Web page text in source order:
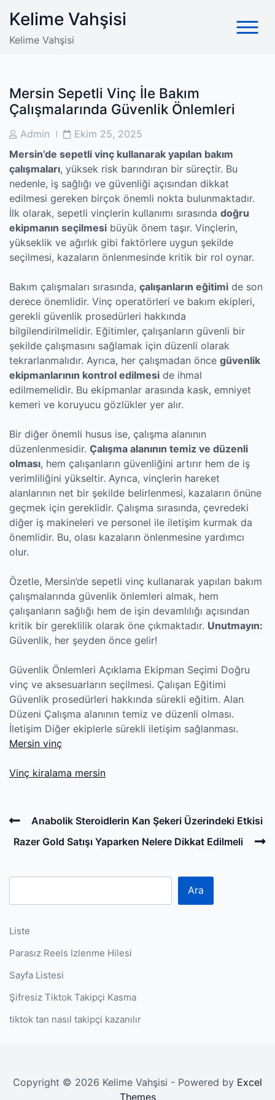
content
Kelime Vahşisi
Kelime Vahşisi
Mersin Sepetli Vinç İle Bakım
Çalışmalarında Güvenlik Önlemleri
PostAdmin
PostEkim 25, 2025
Mersin’de sepetli vinç kullanarak yapılan bakım
çalışmaları, yüksek risk barındıran bir süreçtir. Bu
nedenle, iş sağlığı ve güvenliği açısından dikkat
edilmesi gereken birçok önemli nokta bulunmaktadır.
İlk olarak, sepetli vinçlerin kullanımı sırasında doğru
ekipmanın seçilmesi büyük önem taşır. Vinçlerin,
yükseklik ve ağırlık gibi faktörlere uygun şekilde
seçilmesi, kazaların önlenmesinde kritik bir rol oynar.
Bakım çalışmaları sırasında, çalışanların eğitimi de son
derece önemlidir. Vinç operatörleri ve bakım ekipleri,
gerekli güvenlik prosedürleri hakkında
bilgilendirilmelidir. Eğitimler, çalışanların güvenli bir
şekilde çalışmasını sağlamak için düzenli olarak
tekrarlanmalıdır. Ayrıca, her çalışmadan önce güvenlik
ekipmanlarının kontrol edilmesi de ihmal
edilmemelidir. Bu ekipmanlar arasında kask, emniyet
kemeri ve koruyucu gözlükler yer alır.
Bir diğer önemli husus ise, çalışma alanının
düzenlenmesidir. Çalışma alanının temiz ve düzenli
olması, hem çalışanların güvenliğini artırır hem de iş
verimliliğini yükseltir. Ayrıca, vinçlerin hareket
alanlarının net bir şekilde belirlenmesi, kazaların önüne
geçmek için gereklidir. Çalışma sırasında, çevredeki
diğer iş makineleri ve personel ile iletişim kurmak da
önemlidir. Bu, olası kazaların önlenmesine yardımcı
olur.
Özetle, Mersin’de sepetli vinç kullanarak yapılan bakım
çalışmalarında güvenlik önlemleri almak, hem
çalışanların sağlığı hem de işin devamlılığı açısından
kritik bir gereklilik olarak öne çıkmaktadır. Unutmayın:
Güvenlik, her şeyden önce gelir!
Güvenlik Önlemleri Açıklama Ekipman Seçimi Doğru
vinç ve aksesuarların seçilmesi. Çalışan Eğitimi
Güvenlik prosedürleri hakkında sürekli eğitim. Alan
Düzeni Çalışma alanının temiz ve düzenli olması.
İletişim Diğer ekiplerle sürekli iletişim sağlanması.
Mersin vinç
Vinç kiralama mersin
Post
navigation
Previous
Post
Anabolik Steroidlerin Kan Şekeri Üzerindeki Etkisi
Razer Gold Satışı Yaparken Nelere Dikkat Edilmeli
Ara
Liste
Parasız Reels Izlenme Hilesi
Sayfa Listesi
Şifresiz Tiktok Takipçi Kasma
tiktok tan nasıl takipçi kazanılır
Copyright © 2026 Kelime Vahşisi - Powered by Excel
Themes